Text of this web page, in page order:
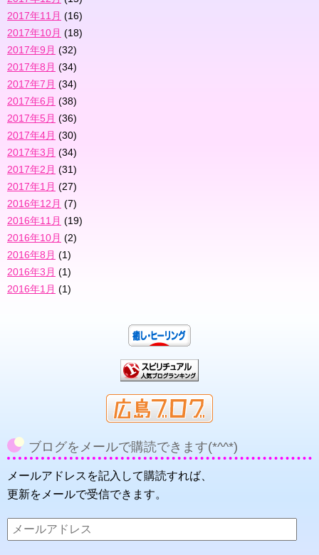
2017年11月 (16)
2017年10月 (18)
2017年9月 (32)
2017年8月 (34)
2017年7月 (34)
2017年6月 (38)
2017年5月 (36)
2017年4月 (30)
2017年3月 (34)
2017年2月 (31)
2017年1月 (27)
2016年12月 (7)
2016年11月 (19)
2016年10月 (2)
2016年8月 (1)
2016年3月 (1)
2016年1月 (1)
ブログをメールで購読できます(*^^*)
メールアドレスを記入して購読すれば、
更新をメールで受信できます。
メ